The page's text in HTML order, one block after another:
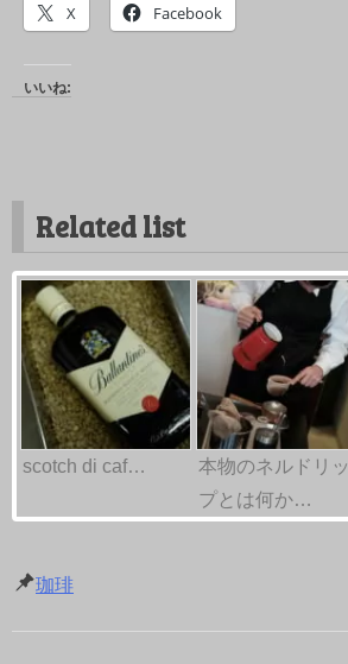
X Facebook
いいね:
Related list
scotch di caf…
本物のネルドリッ
プとは何か…
珈琲